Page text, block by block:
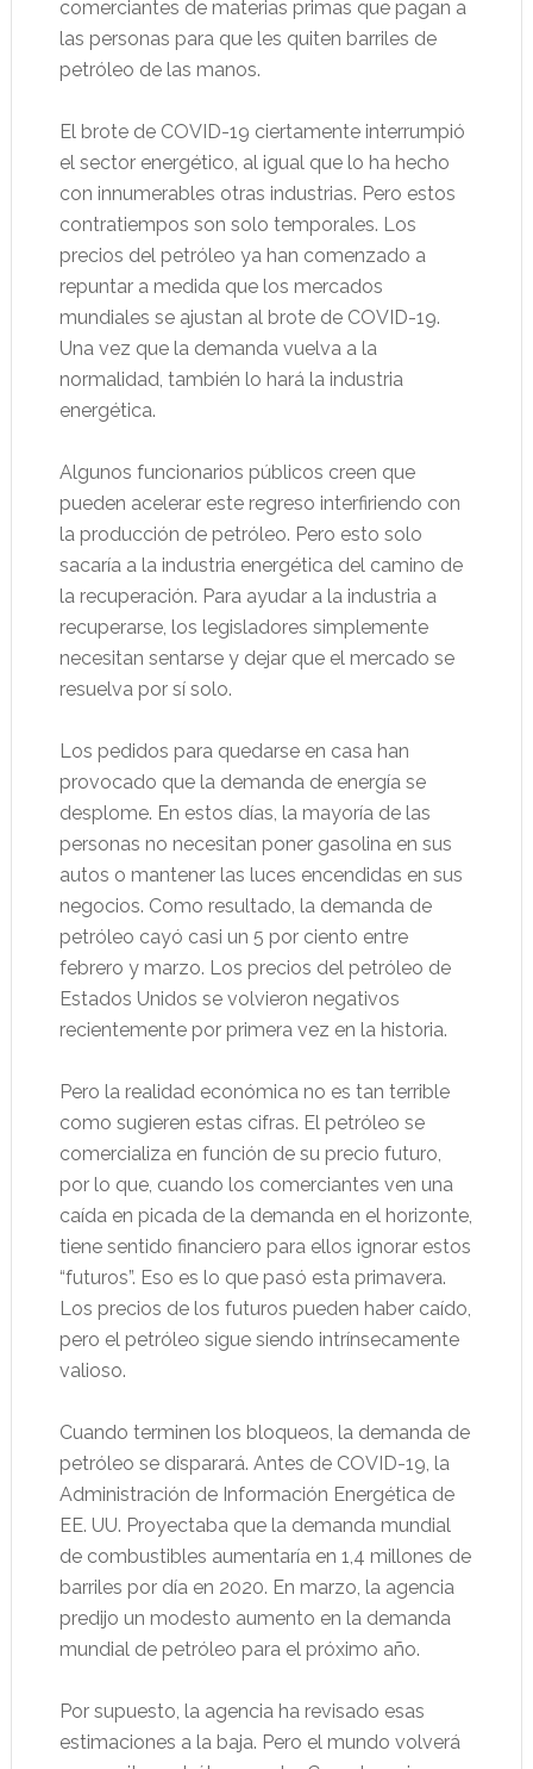
comerciantes de materias primas que pagan a
las personas para que les quiten barriles de
petróleo de las manos.
El brote de COVID-19 ciertamente interrumpió
el sector energético, al igual que lo ha hecho
con innumerables otras industrias. Pero estos
contratiempos son solo temporales. Los
precios del petróleo ya han comenzado a
repuntar a medida que los mercados
mundiales se ajustan al brote de COVID-19.
Una vez que la demanda vuelva a la
normalidad, también lo hará la industria
energética.
Algunos funcionarios públicos creen que
pueden acelerar este regreso interfiriendo con
la producción de petróleo. Pero esto solo
sacaría a la industria energética del camino de
la recuperación. Para ayudar a la industria a
recuperarse, los legisladores simplemente
necesitan sentarse y dejar que el mercado se
resuelva por sí solo.
Los pedidos para quedarse en casa han
provocado que la demanda de energía se
desplome. En estos días, la mayoría de las
personas no necesitan poner gasolina en sus
autos o mantener las luces encendidas en sus
negocios. Como resultado, la demanda de
petróleo cayó casi un 5 por ciento entre
febrero y marzo. Los precios del petróleo de
Estados Unidos se volvieron negativos
recientemente por primera vez en la historia.
Pero la realidad económica no es tan terrible
como sugieren estas cifras. El petróleo se
comercializa en función de su precio futuro,
por lo que, cuando los comerciantes ven una
caída en picada de la demanda en el horizonte,
tiene sentido financiero para ellos ignorar estos
“futuros”. Eso es lo que pasó esta primavera.
Los precios de los futuros pueden haber caído,
pero el petróleo sigue siendo intrínsecamente
valioso.
Cuando terminen los bloqueos, la demanda de
petróleo se disparará. Antes de COVID-19, la
Administración de Información Energética de
EE. UU. Proyectaba que la demanda mundial
de combustibles aumentaría en 1,4 millones de
barriles por día en 2020. En marzo, la agencia
predijo un modesto aumento en la demanda
mundial de petróleo para el próximo año.
Por supuesto, la agencia ha revisado esas
estimaciones a la baja. Pero el mundo volverá